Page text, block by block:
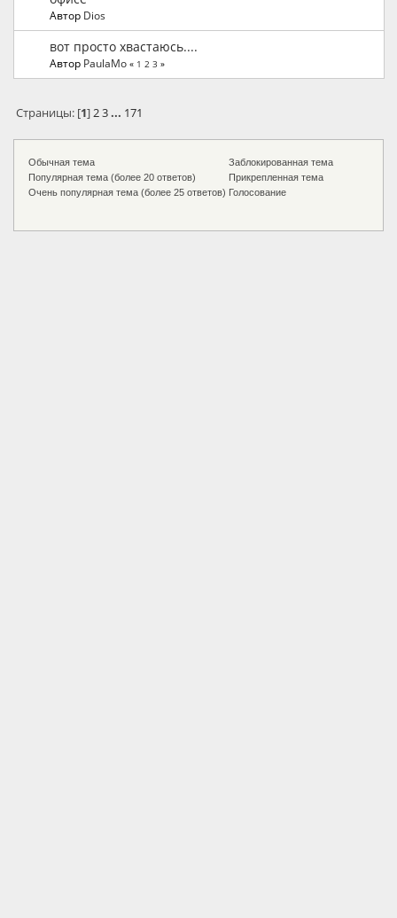
Автор Dios
вот просто хвастаюсь....
Автор PaulaMo « 1 2 3 »
Страницы: [1]2 3 ... 171
Обычная тема
Популярная тема (более 20 ответов)
Очень популярная тема (более 25 ответов)
Заблокированная тема
Прикрепленная тема
Голосование